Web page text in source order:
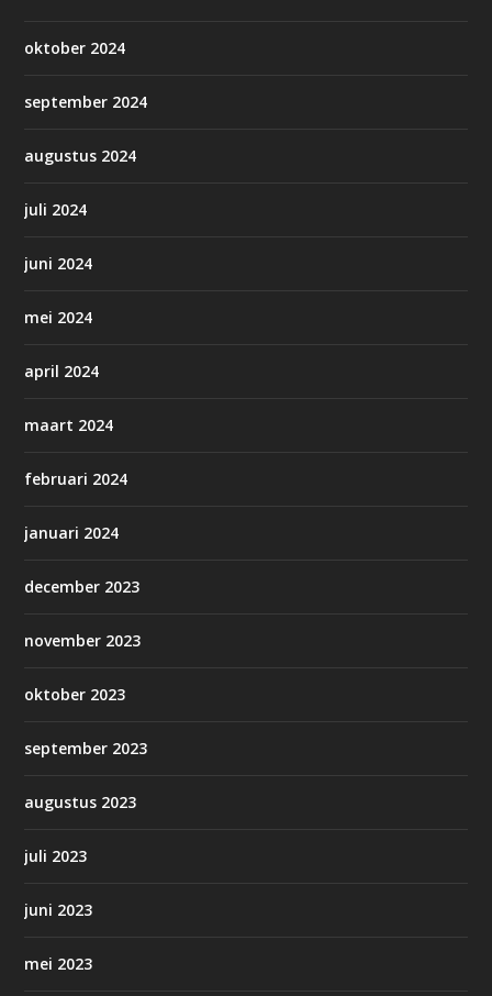
oktober 2024
september 2024
augustus 2024
juli 2024
juni 2024
mei 2024
april 2024
maart 2024
februari 2024
januari 2024
december 2023
november 2023
oktober 2023
september 2023
augustus 2023
juli 2023
juni 2023
mei 2023